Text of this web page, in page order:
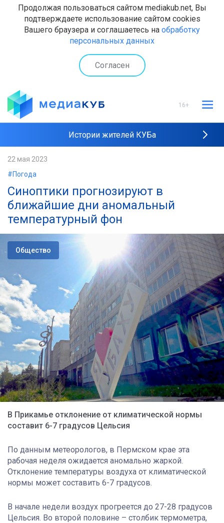
Продолжая пользоваться сайтом mediakub.net, Вы
подтверждаете использование сайтом cookies
Вашего браузера и соглашаетесь на обработку
персональных данных
Согласен
16+
Истории жителей КУБа
22 мая 2023
#Погода
Синоптики прогнозируют в
ближайшие дни аномальный
температурный фон
Общество
В Прикамье отклонение от климатической нормы
составит 6-7 градусов Цельсия
По данным метеорологов, в Пермском крае эта
рабочая неделя ожидается аномально жаркой.
Отклонение температуры воздуха от климатической
нормы может составить 6-7 градусов.
В начале недели воздух прогреется до 27-28 градусов
Цельсия. Во второй половине – столбик термометра,